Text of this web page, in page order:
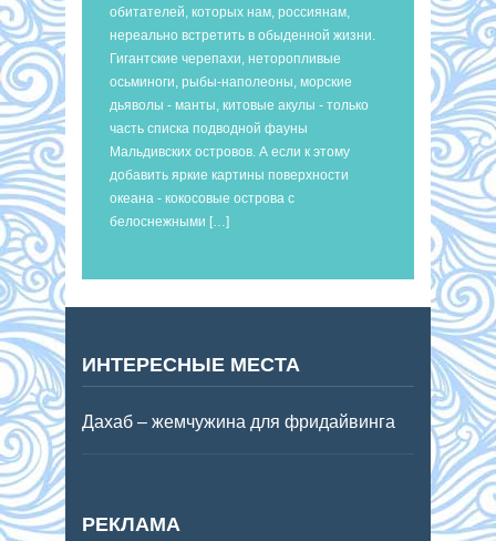
обитателей, которых нам, россиянам,
нереально встретить в обыденной жизни.
Гигантские черепахи, неторопливые
осьминоги, рыбы-наполеоны, морские
дьяволы - манты, китовые акулы - только
часть списка подводной фауны
Мальдивских островов. А если к этому
добавить яркие картины поверхности
океана - кокосовые острова с
белоснежными […]
ИНТЕРЕСНЫЕ МЕСТА
Дахаб – жемчужина для фридайвинга
РЕКЛАМА